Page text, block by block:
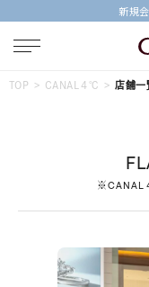
新規
#ハーフエタ
#ダイヤモンド ネックレス
TOP CANAL４℃ 店舗一
※CANAL